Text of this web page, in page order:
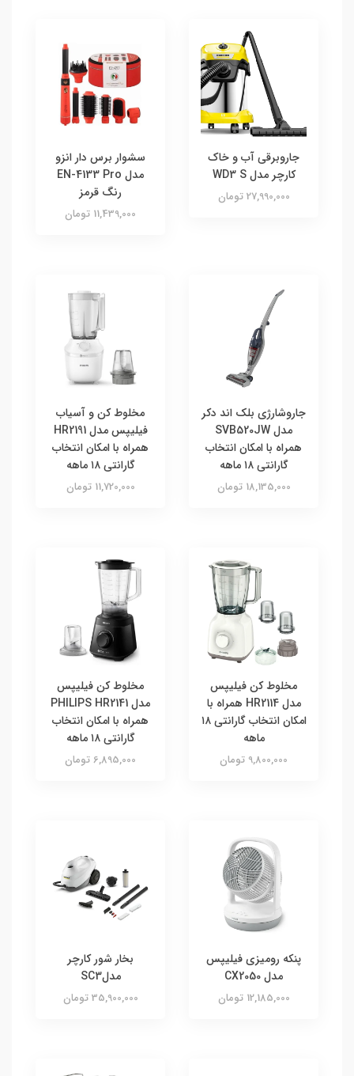
جاروبرقی آب و خاک
کارچر مدل WD3 S
27,990,000 تومان
سشوار برس دار انزو
مدل EN-4133 Pro
رنگ قرمز
11,439,000 تومان
جاروشارژی بلک‌ اند‌ دکر
مدل SVB520JW
همراه با امکان انتخاب
گارانتی ۱۸ ماهه
18,135,000 تومان
مخلوط کن و آسیاب
فیلیپس مدل HR2191
همراه با امکان انتخاب
گارانتی ۱۸ ماهه
11,720,000 تومان
مخلوط کن فیلیپس
مدل HR2114 همراه با
امکان انتخاب گارانتی ۱۸
ماهه
9,800,000 تومان
مخلوط کن فیلیپس
مدل PHILIPS HR2141
همراه با امکان انتخاب
گارانتی ۱۸ ماهه
6,895,000 تومان
پنکه رومیزی فیلیپس
مدل CX2050
12,185,000 تومان
بخار شور کارچر
مدلSC3
35,900,000 تومان